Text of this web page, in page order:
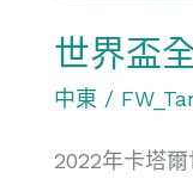
世界盃
中東 /
2022年卡塔